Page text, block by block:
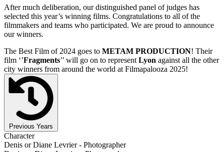
After much deliberation, our distinguished panel of judges has
selected this year’s winning films. Congratulations to all of the
filmmakers and teams who participated. We are proud to announce
our winners.
The Best Film of 2024 goes to METAM PRODUCTION! Their
film ‘’Fragments’’ will go on to represent Lyon against all the other
city winners from around the world at Filmapalooza 2025!
Previous Years
Character
Denis or Diane Levrier - Photographer